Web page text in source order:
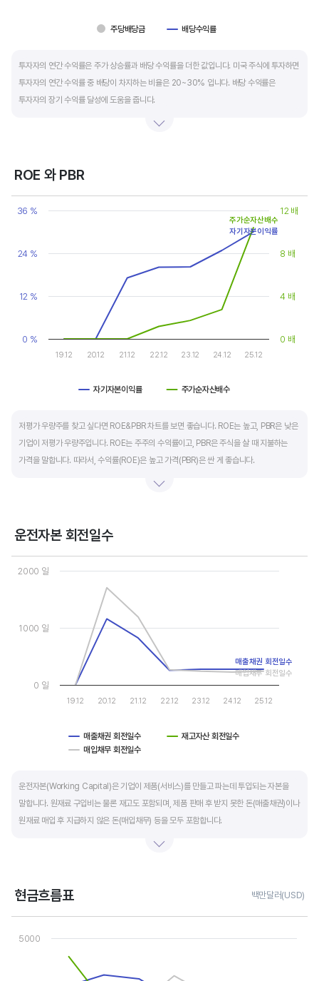
주당배당금 배당수익률
투자자의 연간 수익률은 주가 상승률과 배당 수익률을 더한 값입니다. 미국 주식에 투자하면
투자자의 연간 수익률 중 배당이 차지하는 비율은 20~30% 입니다. 배당 수익률은
투자자의 장기 수익률 달성에 도움을 줍니다.
주당배당금의 비율입니다. 예를 들어 A 주식을 주당 100 달러에 매수하고 주당배당금으로
라고 하면, 시가배당률은 1.5% 이상이면 배당 매력이 있는 기업이고 배당수익률은
ROE 와 PBR
Chart
Line chart with 2 lines.
The chart has 2 Y axes displaying values, and values.
자기자본이익률 주가순자산배수
19.12 20.12 21.12 22.12 23.12 24.12 25.12
0 %
12 %
24 %
36 %
0 배
4 배
8 배
12 배
자기자본이익률
주가순자산배수
저평가 우량주를 찾고 싶다면 ROE&PBR 차트를 보면 좋습니다. ROE는 높고, PBR은 낮은
기업이 저평가 우량주입니다. ROE는 주주의 수익률이고, PBR은 주식을 살 때 지불하는
가격을 말합니다. 따라서, 수익률(ROE)은 높고 가격(PBR)은 싼 게 좋습니다.
운전자본 회전일수
Chart
Line chart with 3 lines.
View as data table, Chart
The chart has 1 X axis displaying categories.
The chart has 2 Y axes displaying values, and values.
매출채권 회전일수
재고자산 회전일수
매입채무 회전일수
19.12 20.12 21.12 22.12 23.12 24.12 25.12
0 일
1000 일
2000 일
매출채권 회전일수
매입채무 회전일수
운전자본(Working Capital)은 기업이 제품(서비스)를 만들고 파는데 투입되는 자본을
말합니다. 원재료 구입비는 물론 재고도 포함되며, 제품 판매 후 받지 못한 돈(매출채권)이나
원재료 매입 후 지급하지 않은 돈(매입채무) 등을 모두 포함합니다.
높습니다. 따라서 운전자본 규모 보다는 현금이 잘 돌고 있는지를 확인할 수 있는 운전자본
운전자본 회전일수는 낮을 수록 좋습니다. 운전자본 회전일수가 낮으면 회사의 현금 회전이
빠릅니다. 현금 → 원재료 → 제품 → 매출채권 → 현금으로 회수되는 기간이 짧아 회사의
자금 운영에 유리합니다.
현금흐름표 백만달러(USD)
Chart
View as data table, Chart
The chart has 1 X axis displaying categories.
The chart has 1 Y axis displaying values. Data ranges from -
5000